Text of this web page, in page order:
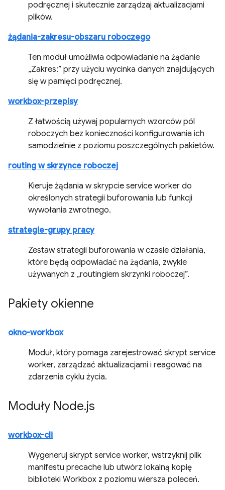
podręcznej i skutecznie zarządzaj aktualizacjami
plików.
żądania-zakresu-obszaru roboczego
Ten moduł umożliwia odpowiadanie na żądanie
„Zakres:” przy użyciu wycinka danych znajdujących
się w pamięci podręcznej.
workbox-przepisy
Z łatwością używaj popularnych wzorców pól
roboczych bez konieczności konfigurowania ich
samodzielnie z poziomu poszczególnych pakietów.
routing w skrzynce roboczej
Kieruje żądania w skrypcie service worker do
określonych strategii buforowania lub funkcji
wywołania zwrotnego.
strategie-grupy pracy
Zestaw strategii buforowania w czasie działania,
które będą odpowiadać na żądania, zwykle
używanych z „routingiem skrzynki roboczej”.
Pakiety okienne
okno-workbox
Moduł, który pomaga zarejestrować skrypt service
worker, zarządzać aktualizacjami i reagować na
zdarzenia cyklu życia.
Moduły Node.js
workbox-cli
Wygeneruj skrypt service worker, wstrzyknij plik
manifestu precache lub utwórz lokalną kopię
biblioteki Workbox z poziomu wiersza poleceń.